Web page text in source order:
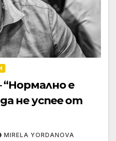
“Нормално е
не успее от
MIRELA YORDANOVA